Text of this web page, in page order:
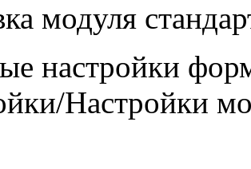
модуля
настройки
Настройки